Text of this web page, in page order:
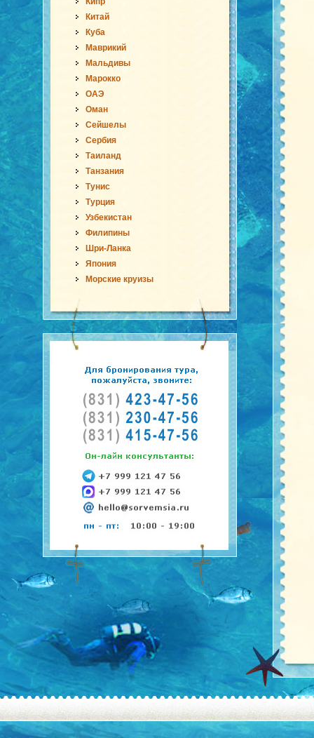
Китай
Куба
Маврикий
Мальдивы
Марокко
ОАЭ
Оман
Сейшелы
Сербия
Таиланд
Танзания
Тунис
Турция
Узбекистан
Филипины
Шри-Ланка
Япония
Морские круизы